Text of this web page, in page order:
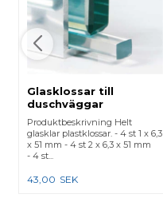
Glasklossar till
duschväggar
Produktbeskrivning Helt
glasklar plastklossar. - 4 st 1 x 6,3
x 51 mm - 4 st 2 x 6,3 x 51 mm
- 4 st...
43,00 SEK